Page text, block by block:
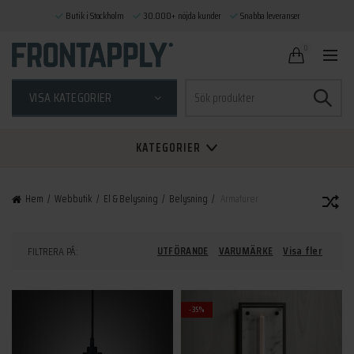
VISA KATEGORIER
efter:
KATEGORIER
Hem Webbutik El & Belysning Belysning
FILTRERA PÅ: UTFÖRANDE VARUMÄRKE Visa fler
-35%
Butik i Stockholm 30.000+ nöjda kunder Snabba leveranser